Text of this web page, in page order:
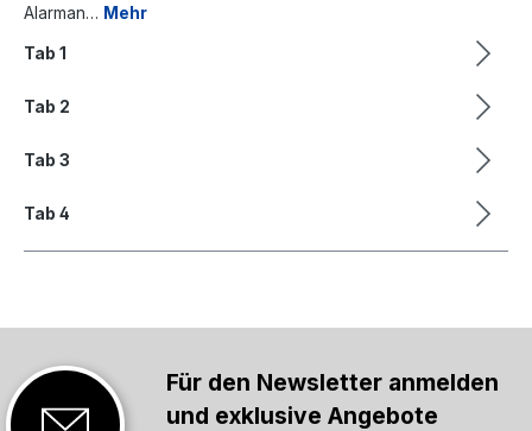
Alarman… Mehr
Tab 1
Tab 2
Tab 3
Tab 4
Für den Newsletter anmelden
und exklusive Angebote